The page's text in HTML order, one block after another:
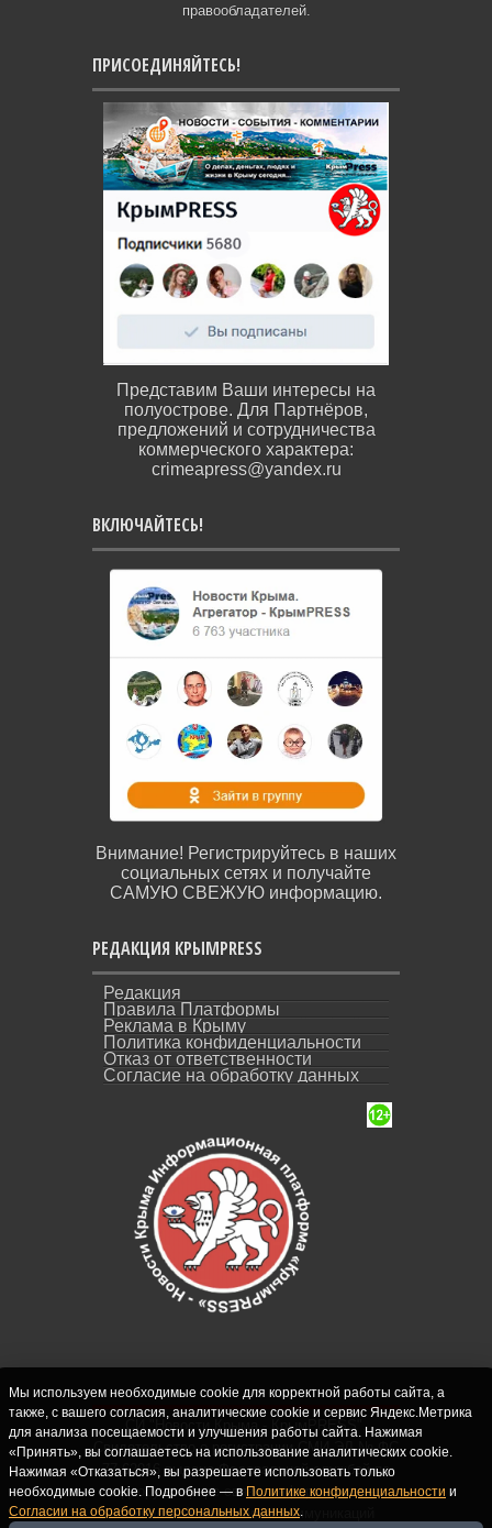
правообладателей.
ПРИСОЕДИНЯЙТЕСЬ!
Представим Ваши интересы на
полуострове. Для Партнёров,
предложений и сотрудничества
коммерческого характера:
crimeapress@yandex.ru
ВКЛЮЧАЙТЕСЬ!
Внимание! Регистрируйтесь в наших
социальных сетях и получайте
САМУЮ СВЕЖУЮ информацию.
РЕДАКЦИЯ КРЫМPRESS
Редакция
Правила Платформы
Реклама в Крыму
Политика конфиденциальности
Отказ от ответственности
Согласие на обработку данных
СИ "Новости Крыма - КрымPRESS".
Свидетельство о регистрации СМИ ЭЛ № ФС
77-62916 выдано Федеральной службой по
надзору в сфере связи, информационных
технологий и массовых коммуникаций
Мы используем необходимые cookie для корректной работы сайта, а
также, с вашего согласия, аналитические cookie и сервис Яндекс.Метрика
для анализа посещаемости и улучшения работы сайта. Нажимая
«Принять», вы соглашаетесь на использование аналитических cookie.
Нажимая «Отказаться», вы разрешаете использовать только
необходимые cookie. Подробнее — в Политике конфиденциальности и
Согласии на обработку персональных данных.